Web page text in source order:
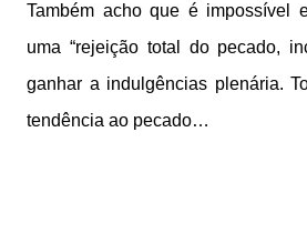
Também acho que é impossível
uma “rejeição total do pecado,
ganhar a indulgências plenária.
tendência ao pecado…